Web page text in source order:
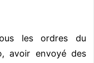
les ordres du
avoir envoyé des